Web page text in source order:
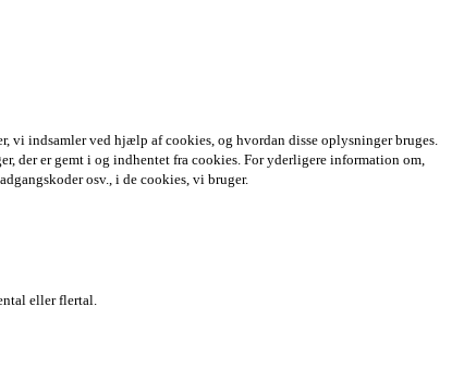
indsamler ved hjælp af cookies, og hvordan disse oplysninger bruges.
der er gemt i og indhentet fra cookies. For yderligere information om,
osv., i de cookies, vi bruger.
eller flertal.